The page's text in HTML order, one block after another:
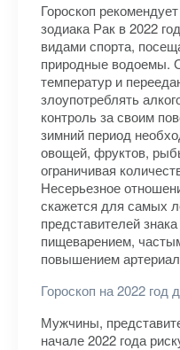
Гороскоп
зодиака Рак в 2022
видами спорта,
природные водоемы.
температур и
злоупотреблять
контроль за своим
зимний период
овощей, фруктов,
ограничивая
Несерьезное
скажется для самых
представителей
пищеварением,
повышением
Гороскоп на 2022
Мужчины,
начале 2022 года